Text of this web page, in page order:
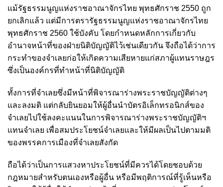
แม้รัฐธรรมนูญแห่งราชอาณาจักรไทย พุทธศักราช 2550 ถูก
ยกเลิกแล้ว แต่มีการตรารัฐธรรมนูญแห่งราชอาณาจักรไทย
พุทธศักราช 2560 ใช้บังคับ โดยกำหนดหลักการเกี่ยวกับ
อำนาจหน้าที่ของฝ่ายนิติบัญญัติไว้เช่นเดียวกัน จึงถือได้ว่าการ
กระทำของจำเลยก่อให้เกิดความเสียหายแก่สภาผู้แทนราษฎร
ซึ่งเป็นองค์กรที่ทำหน้าที่นิติบัญญัติ
ทั้งการที่จำเลยซึ่งมีหน้าที่พิจารณาร่างพระราชบัญญัติต่างๆ
และลงมติ แต่กลับยินยอมให้ผู้อื่นนำบัตรอิเล็กทรอนิกส์ของ
จำเลยไปใช้ลงคะแนนในการพิจารณาร่างพระราชบัญญัติฯ
แทนจำเลย เพื่อสมประโยชน์จำเลยและให้มีผลเป็นไปตามมติ
ของพรรคการเมืองที่จำเลยสังกัด
ถือได้ว่าเป็นการแสวงหาประโยชน์ที่มีควรได้โดยชอบด้วย
กฎหมายสำหรับตนเองหรือผู้อื่น หรือมีพฤติการณ์ที่รู้เห็นหรือ